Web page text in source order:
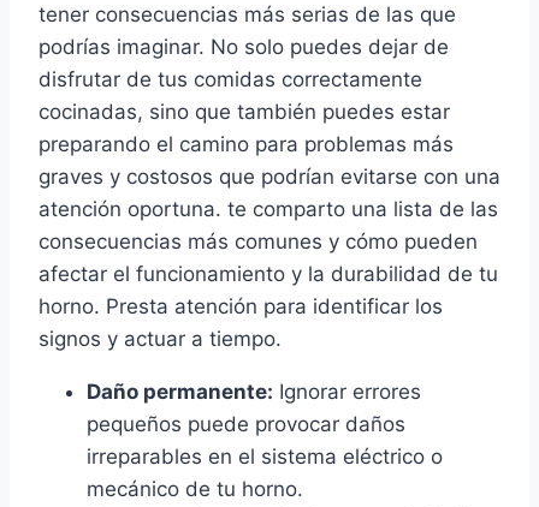
tener consecuencias más serias de las que
podrías imaginar. No solo puedes dejar de
disfrutar de tus comidas correctamente
cocinadas, sino que también puedes estar
preparando el camino para problemas más
graves y costosos que podrían evitarse con una
atención oportuna. te comparto una lista de las
consecuencias más comunes y cómo pueden
afectar el funcionamiento y la durabilidad de tu
horno. Presta atención para identificar los
signos y actuar a tiempo.
Daño permanente: Ignorar errores
pequeños puede provocar daños
irreparables en el sistema eléctrico o
mecánico de tu horno.